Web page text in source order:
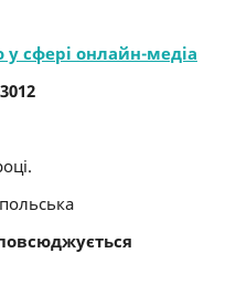
у сфері онлайн-медіа